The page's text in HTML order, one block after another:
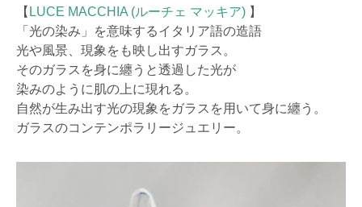
【 LUCE MACCHIA (ルーチェ マッキア) 】
「光の染み」を意味するイタリア語の造語
光や風景、現象をも映し出すガラス。
そのガラスを身に纏うと透過した光が
染みのように肌の上に現れる。
自然が生み出す光の現象をガラスを用いて身に纏う。
ガラスのコンテンポラリージュエリー。